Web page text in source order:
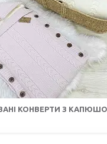
КОНВЕРТИ З